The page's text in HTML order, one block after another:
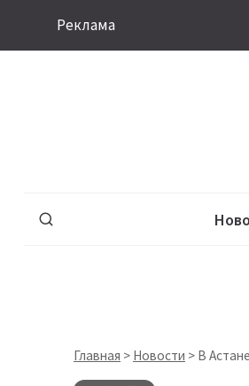
Реклама
Главная > Новости > В